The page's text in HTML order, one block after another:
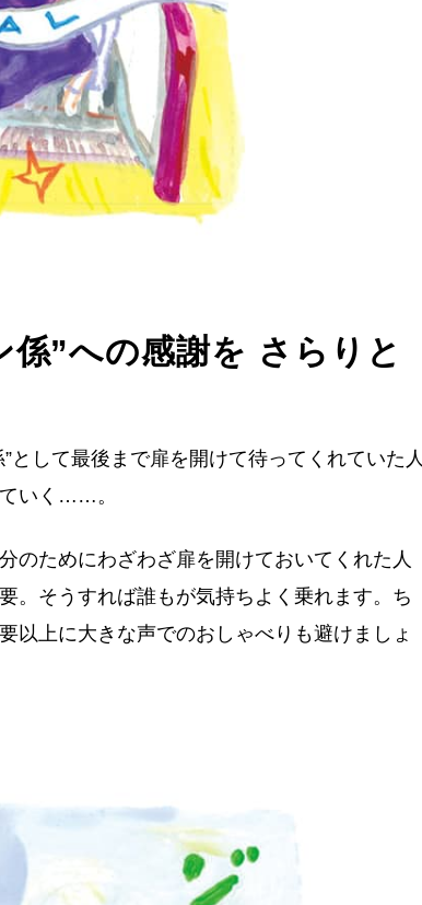
係”への感謝を さらりと
として最後まで扉を開けて待ってくれていた人
いく……。
のためにわざわざ扉を開けておいてくれた人
。そうすれば誰もが気持ちよく乗れます。ち
以上に大きな声でのおしゃべりも避けましょ